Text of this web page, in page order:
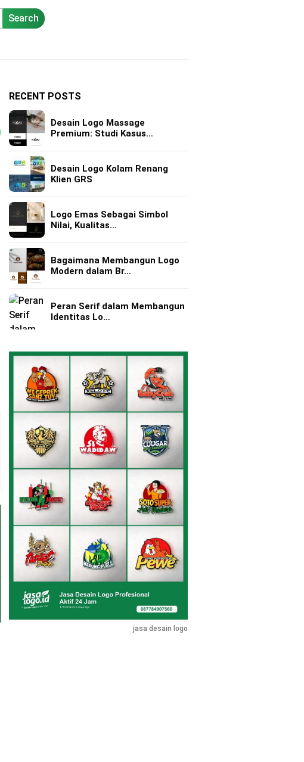
Search
RECENT POSTS
Desain Logo Massage
Premium: Studi Kasus…
Desain Logo Kolam Renang
Klien GRS
Logo Emas Sebagai Simbol
Nilai, Kualitas…
Bagaimana Membangun Logo
Modern dalam Br…
Peran Serif dalam Membangun
Identitas Lo…
jasa desain logo